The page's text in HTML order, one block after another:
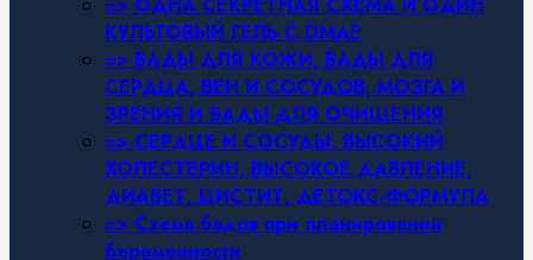
КУЛЬТОВЫЙ ГЕЛЬ С DMAE
=> БАДЫ ДЛЯ КОЖИ, БАДЫ ДЛЯ
СЕРДЦА, ВЕН И СОСУДОВ, МОЗГА И
ЗРЕНИЯ И БАДЫ ДЛЯ ОЧИЩЕНИЯ
=> СЕРДЦЕ И СОСУДЫ, ВЫСОКИЙ
ХОЛЕСТЕРИН, ВЫСОКОЕ ДАВЛЕНИЕ,
ДИАБЕТ, ЦИСТИТ, ДЕТОКС-ФОРМУЛА
=> Схема бадов при планировании
беременности